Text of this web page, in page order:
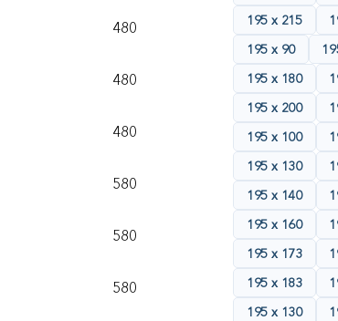
480
480
480
580
580
580
195 х 215
195 х 90
195 х 180
195 х 200
195 х 100
195 х 130
195 х 140
195 х 160
195 х 173
195 х 183
195 х 130